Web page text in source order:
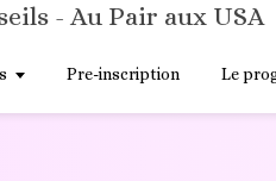
- Au Pair aux USA
Pre-inscription Le